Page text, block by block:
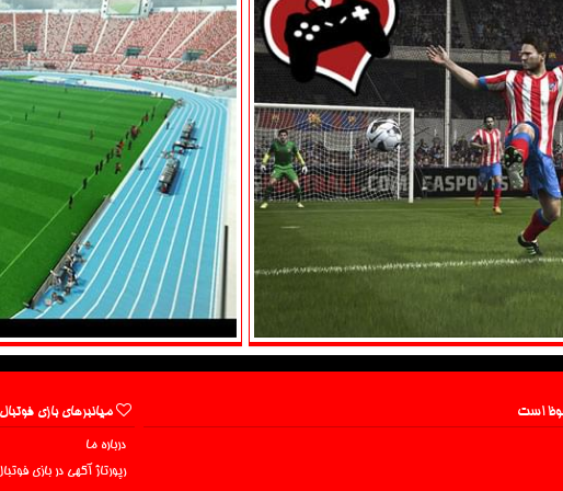
میانبرهای بازی
درباره ما
رپورتاژ آگهی در بازی